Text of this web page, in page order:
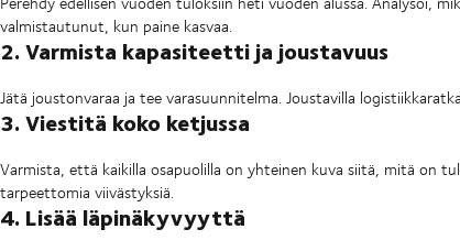
valmistautunut, kun paine kasvaa.
2. Varmista kapasiteetti ja joustavuus
Jätä joustonvaraa ja tee varasuunnitelma. Joustavilla
3. Viestitä koko ketjussa
Varmista, että kaikilla osapuolilla on yhteinen kuva siitä, mitä on
tarpeettomia viivästyksiä.
4. Lisää läpinäkyvyyttä